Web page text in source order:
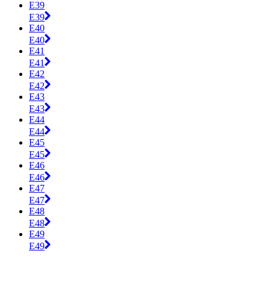
E39
E39
E40
E40
E41
E41
E42
E42
E43
E43
E44
E44
E45
E45
E46
E46
E47
E47
E48
E48
E49
E49